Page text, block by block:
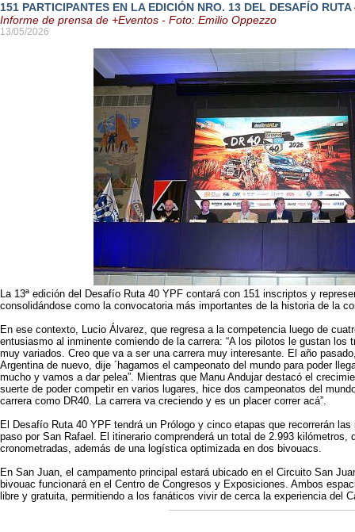
151 PARTICIPANTES EN LA EDICIÓN NRO. 13 DEL DESAFÍO RUTA
Informe de prensa de +Eventos - Foto: Emilio Oppezzo
13/05/2026
La 13ª edición del Desafío Ruta 40 YPF contará con 151 inscriptos y
consolidándose como la convocatoria más importantes de la historia de la
En ese contexto, Lucio Álvarez, que regresa a la competencia luego de
entusiasmo al inminente comiendo de la carrera: “A los pilotos le gustan los
muy variados. Creo que va a ser una carrera muy interesante. El año
Argentina de nuevo, dije ´hagamos el campeonato del mundo para poder
mucho y vamos a dar pelea”. Mientras que Manu Andujar destacó el
suerte de poder competir en varios lugares, hice dos campeonatos del
carrera como DR40. La carrera va creciendo y es un placer correr acá”.
El Desafío Ruta 40 YPF tendrá un Prólogo y cinco etapas que recorrerán
paso por San Rafael. El itinerario comprenderá un total de 2.993 kilómetros,
cronometradas, además de una logística optimizada en dos bivouacs.
En San Juan, el campamento principal estará ubicado en el Circuito San
bivouac funcionará en el Centro de Congresos y Exposiciones. Ambos
libre y gratuita, permitiendo a los fanáticos vivir de cerca la experiencia del